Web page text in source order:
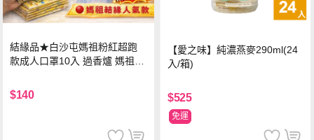
結緣品★白沙屯媽祖粉紅超跑
款成人口罩10入 過香爐 媽祖加
$140
【愛之味】純濃燕麥290ml(24
入/箱)
$525
免運